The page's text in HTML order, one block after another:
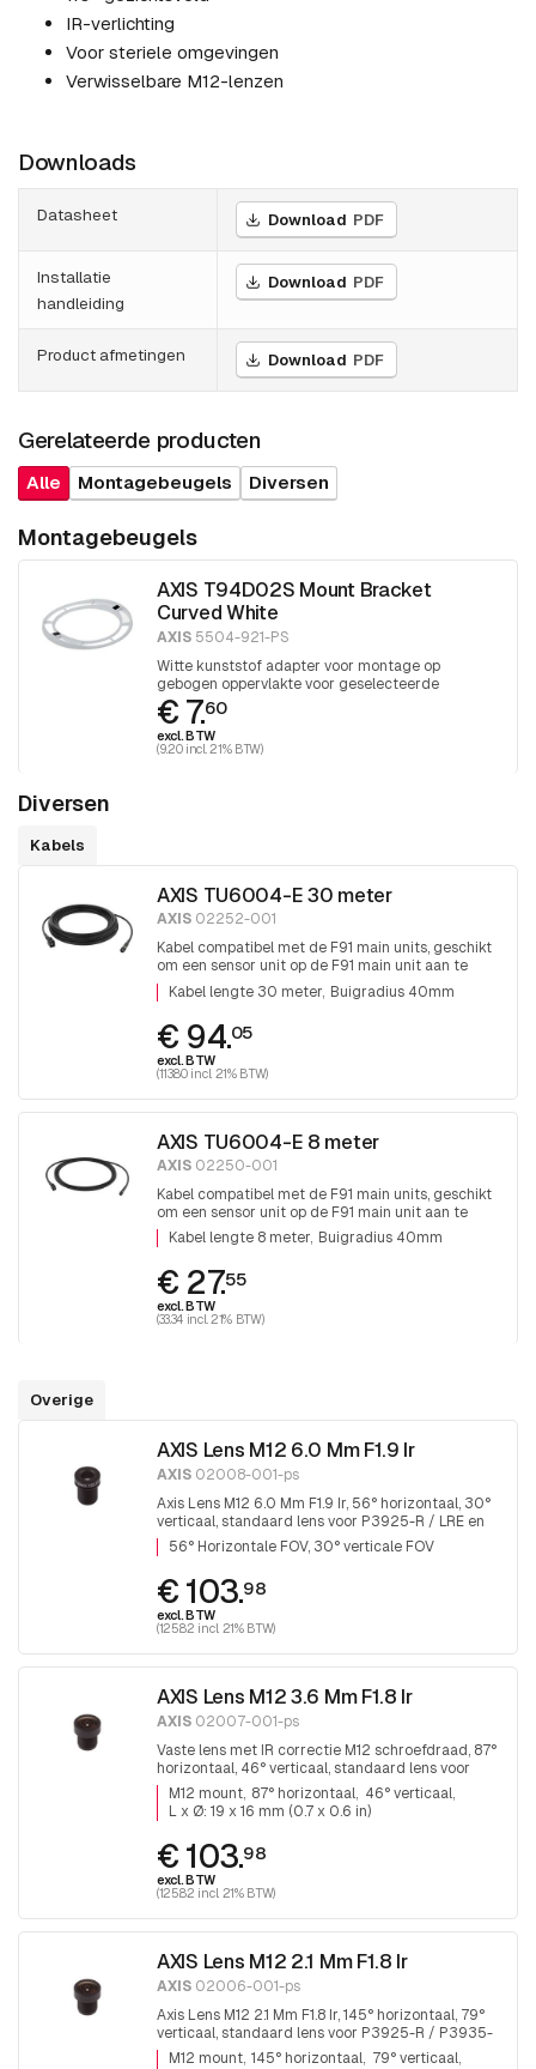
IR-verlichting
Voor steriele omgevingen
Verwisselbare M12-lenzen
Downloads
Datasheet Download PDF
Installatie
handleiding
Download PDF
Product afmetingen Download PDF
Gerelateerde producten
Alle Montagebeugels Diversen
Montagebeugels
AXIS T94D02S Mount Bracket
Curved White
AXIS 5504-921-PS
Witte kunststof adapter voor montage op
gebogen oppervlakte voor geselecteerde
camera's, 1 stuk
€ 7.60
excl. BTW
(9.20 incl. 21% BTW)
Diversen
Kabels
AXIS TU6004-E 30 meter
AXIS 02252-001
Kabel compatibel met de F91 main units, geschikt
om een sensor unit op de F91 main unit aan te
sluiten, lengte 30 meter 5mm dik buigradius
40mm. 1 stuk
Kabel lengte 30 meter Buigradius 40mm
€ 94.05
excl. BTW
(113.80 incl. 21% BTW)
AXIS TU6004-E 8 meter
AXIS 02250-001
Kabel compatibel met de F91 main units, geschikt
om een sensor unit op de F91 main unit aan te
sluiten, lengte 8 meter 5mm dik buigradius
40mm. 1 stuk
Kabel lengte 8 meter Buigradius 40mm
€ 27.55
excl. BTW
(33.34 incl. 21% BTW)
Overige
AXIS Lens M12 6.0 Mm F1.9 Ir
AXIS 02008-001-ps
Axis Lens M12 6.0 Mm F1.9 Ir, 56° horizontaal, 30°
verticaal, standaard lens voor P3925-R / LRE en
P3935-LR is 110° horizontaal, 1 stuk
56° Horizontale FOV, 30° verticale FOV
€ 103.98
excl. BTW
(125.82 incl. 21% BTW)
AXIS Lens M12 3.6 Mm F1.8 Ir
AXIS 02007-001-ps
Vaste lens met IR correctie M12 schroefdraad, 87°
horizontaal, 46° verticaal, standaard lens voor
P3925-R / LRE en P3935-LR is 110° horizontaal, 1
stuk
M12 mount 87° horizontaal 46° verticaal
L x Ø: 19 x 16 mm (0.7 x 0.6 in)
€ 103.98
excl. BTW
(125.82 incl. 21% BTW)
AXIS Lens M12 2.1 Mm F1.8 Ir
AXIS 02006-001-ps
Axis Lens M12 2.1 Mm F1.8 Ir, 145° horizontaal, 79°
verticaal, standaard lens voor P3925-R / P3935-
LR is 110° horizontaal, 1 stuk
M12 mount 145° horizontaal 79° verticaal